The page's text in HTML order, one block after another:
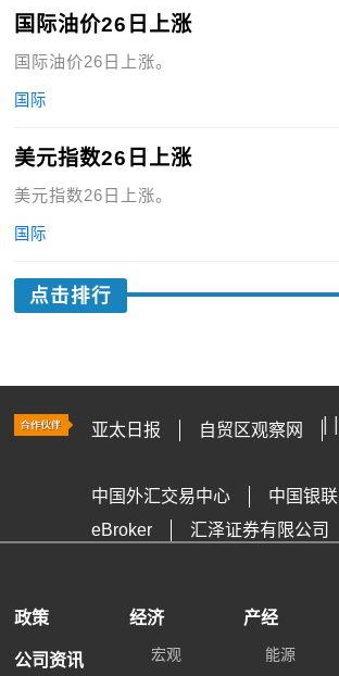
国际油价26日上涨
国际油价26日上涨。
国际
美元指数26日上涨
美元指数26日上涨。
国际
点击排行
亚太日报 |
自贸区观察网
中国外汇交易中心 中国银联
eBroker 汇泽证券有限公司
政策
公司资讯
经济
宏观
产经
能源